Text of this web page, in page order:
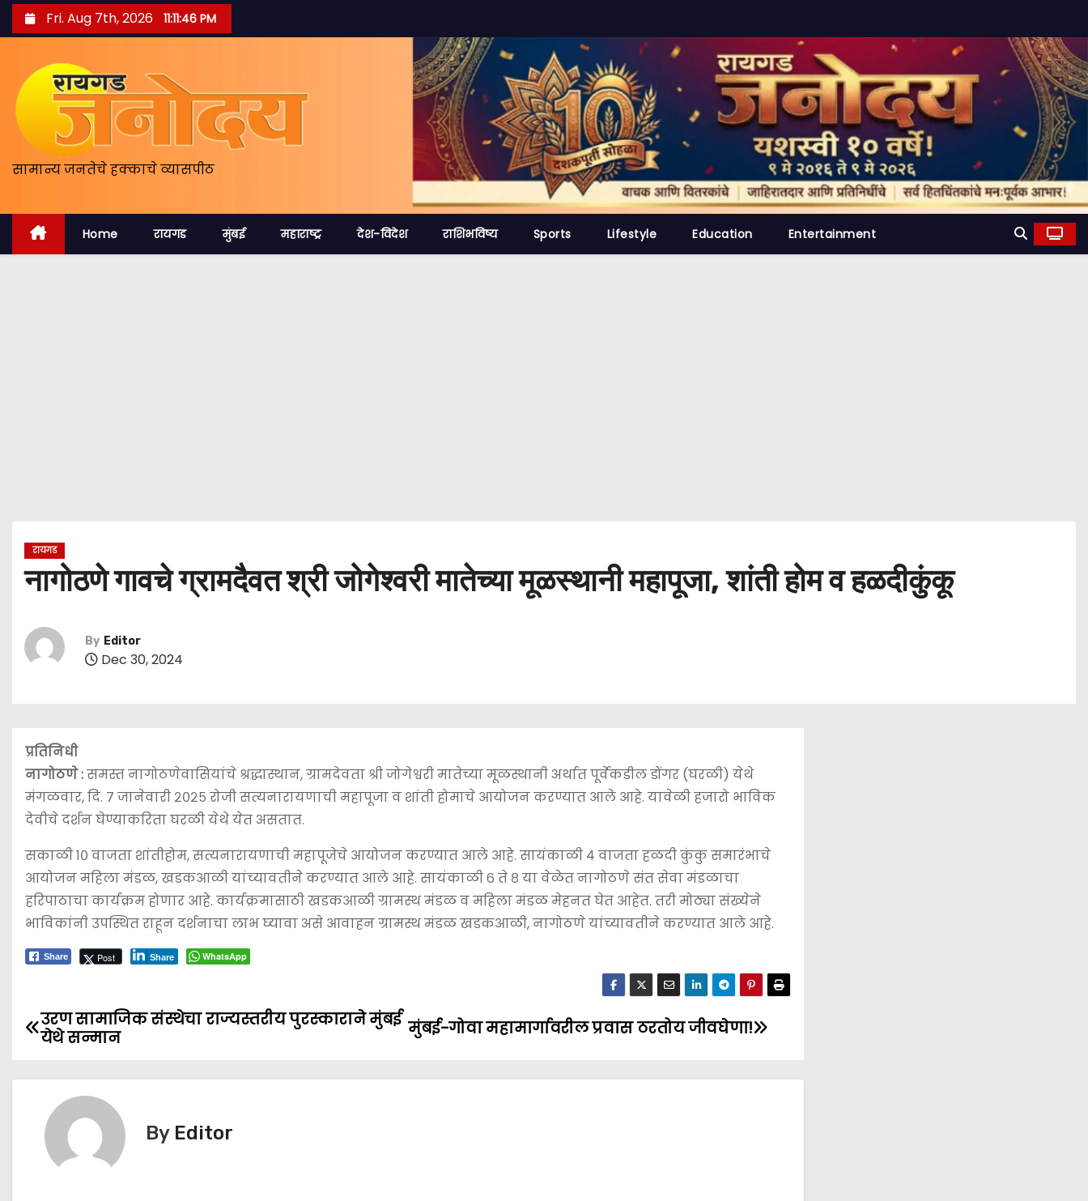
k
t
n
Fri. Aug 7th, 2026 11:11:47 PM
सामान्य जनतेचे हक्काचे व्यासपीठ
Home रायगड मुंबई महाराष्ट्र देश-विदेश राशिभविष्य Sports Lifestyle Education Entertainment
रायगड
नागोठणे गावचे ग्रामदैवत श्री जोगेश्वरी मातेच्या मूळस्थानी महापूजा, शांती होम व हळदीकुंकू
By Editor
Dec 30, 2024
प्रतिनिधी
नागोठणे :समस्त नागोठणेवासियांचे श्रद्धास्थान, ग्रामदेवता श्री जोगेश्वरी मातेच्या मूळस्थानी अर्थात पूर्वेकडील डोंगर (घरळी) येथे
मंगळवार, दि. ७ जानेवारी २०२५ रोजी सत्यनारायणाची महापूजा व शांती होमाचे आयोजन करण्यात आले आहे. यावेळी हजारो भाविक
देवीचे दर्शन घेण्याकरिता घरळी येथे येत असतात.
सकाळी १० वाजता शांतीहोम, सत्यनारायणाची महापूजेचे आयोजन करण्यात आले आहे. सायंकाळी ४ वाजता हळदी कुंकु समारंभाचे
आयोजन महिला मंडळ, खडकआळी यांच्यावतीने करण्यात आले आहे. सायंकाळी ६ ते ८ या वेळेत नागोठणे संत सेवा मंडळाचा
हरिपाठाचा कार्यक्रम होणार आहे. कार्यक्रमासाठी खडकआळी ग्रामस्थ मंडळ व महिला मंडळ मेहनत घेत आहेत. तरी मोठ्या संख्येने
भाविकांनी उपस्थित राहून दर्शनाचा लाभ घ्यावा असे आवाहन ग्रामस्थ मंडळ खडकआळी, नागोठणे यांच्यावतीने करण्यात आले आहे.
Share Post Share WhatsApp
P
मुंबई-गोवा महामार्गावरील प्रवास ठरतोय जीवघेणा!
उरण सामाजिक संस्थेचा राज्यस्तरीय पुरस्काराने मुंबई
येथे सन्मान
By Editor